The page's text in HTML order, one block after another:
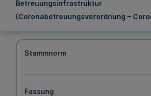
Betreuungsinfrastruktur
(Coronabetreuungsverordnung –
Stammnorm
Fassung